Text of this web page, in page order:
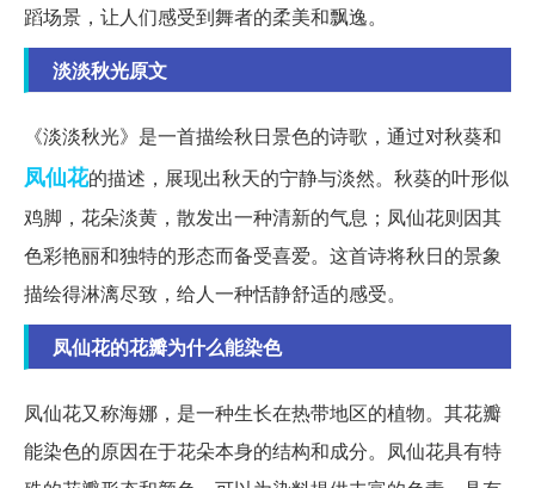
蹈场景，让人们感受到舞者的柔美和飘逸。
淡淡秋光原文
《淡淡秋光》是一首描绘秋日景色的诗歌，通过对秋葵和
凤仙花的描述，展现出秋天的宁静与淡然。秋葵的叶形似
鸡脚，花朵淡黄，散发出一种清新的气息；凤仙花则因其
色彩艳丽和独特的形态而备受喜爱。这首诗将秋日的景象
描绘得淋漓尽致，给人一种恬静舒适的感受。
凤仙花的花瓣为什么能染色
凤仙花又称海娜，是一种生长在热带地区的植物。其花瓣
能染色的原因在于花朵本身的结构和成分。凤仙花具有特